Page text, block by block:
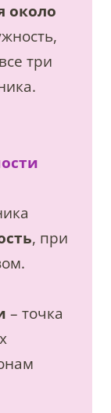
около
три
, при
– точка